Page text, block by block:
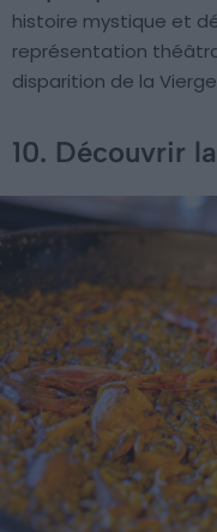
histoire mystique et
représentation
disparition de la
10. Découvrir